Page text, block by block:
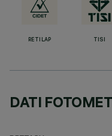
RETILAP TISI
DATI